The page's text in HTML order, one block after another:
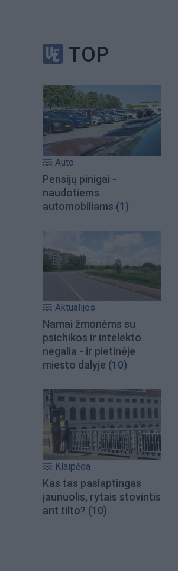
TOP
Auto
Pensijų pinigai -
naudotiems
automobiliams (1)
Aktualijos
Namai žmonėms su
psichikos ir intelekto
negalia - ir pietinėje
miesto dalyje (10)
Klaipėda
Kas tas paslaptingas
jaunuolis, rytais stovintis
ant tilto? (10)